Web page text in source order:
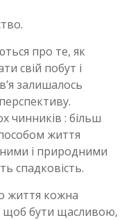
про те, як
свій побут і
залишалось
чинників : більш
життя
і природними
спадковість.
життя кожна
щоб бути щасливою,